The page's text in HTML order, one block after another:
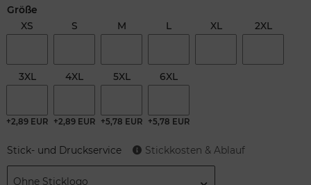
Größe
XS
S M L XL 2XL
3XL
+2,89 EUR
4XL
+2,89 EUR
5XL
+5,78 EUR
6XL
+5,78 EUR
Stick- und Druckservice Stickkosten & Ablauf
Ohne Sticklogo